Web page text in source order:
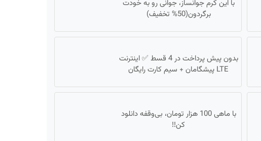
با این کرم جوانساز، جوانی رو به خودت
برگردون(50% تخفیف)
بدون پیش پرداخت در 4 قسط ✅ اینترنت
LTE پیشگامان + سیم کارت رایگان
با ماهی 100 هزار تومان، بی‌وقفه دانلود
کن!!